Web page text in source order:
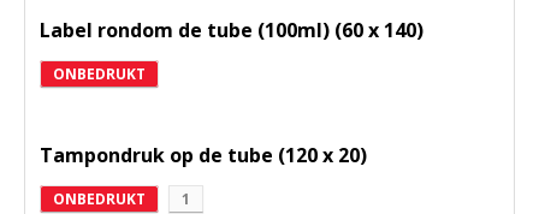
Label rondom de tube (100ml) (60 x 140)
ONBEDRUKT
Tampondruk op de tube (120 x 20)
ONBEDRUKT 1